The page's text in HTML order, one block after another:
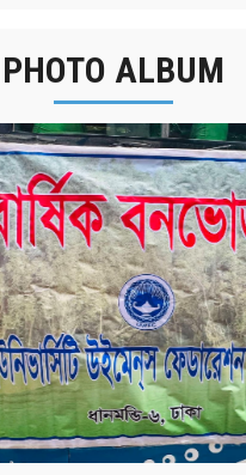
PHOTO ALBUM
বার্ষিক বনভোজন ২০২৫